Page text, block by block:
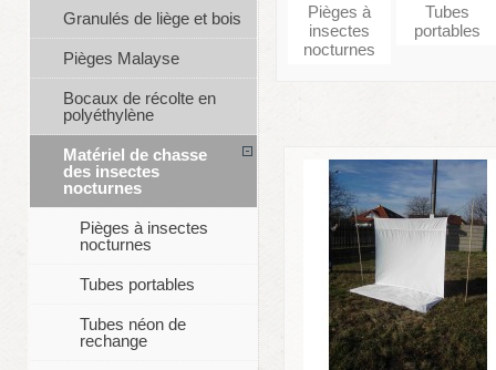
Pièges à
insectes
nocturnes
Tubes
portables
Granulés de liège et bois
Pièges Malayse
Bocaux de récolte en
polyéthylène
Matériel de chasse
des insectes
nocturnes
Pièges à insectes
nocturnes
Tubes portables
Tubes néon de
rechange